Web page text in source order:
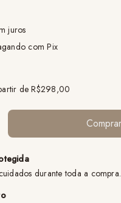
juros
com Pix
deR$298,00
durante toda a compra.